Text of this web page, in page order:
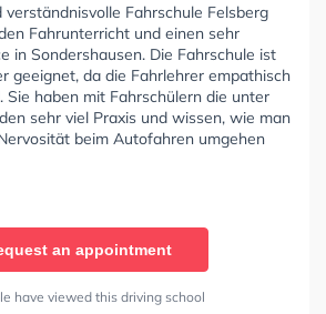
Fahrschule Felsberg
Fahrunterricht und einen sehr
in Sondershausen. Die Fahrschule ist
geeignet, da die Fahrlehrer empathisch
Sie haben mit Fahrschülern die unter
sehr viel Praxis und wissen, wie man
beim Autofahren umgehen
an appointment
have viewed this driving school